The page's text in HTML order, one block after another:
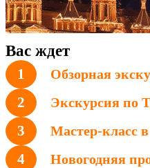
Вас ждет
1 Обзорная
2 Экскурсия по
3 Мастер-класс
4
Новогодняя